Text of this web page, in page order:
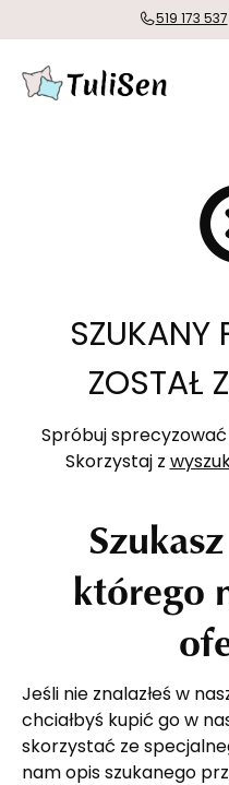
519 173 537
SZUKANY
ZOSTAŁ
Spróbuj
Skorzystaj z
którego
Jeśli nie znalazłeś w
chciałbyś kupić go w
skorzystać ze
nam opis szukanego